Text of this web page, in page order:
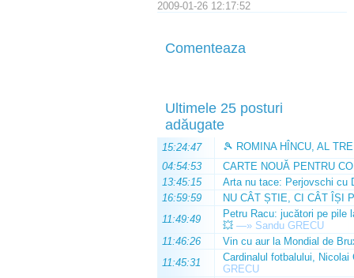
2009-01-26 12:17:52
Comenteaza
Ultimele 25 posturi
adăugate
15:24:47
🎾 ROMINA HÎNCU, AL
04:54:53
CARTE NOUĂ PENTRU
13:45:15
Arta nu tace: Perjovschi cu
16:59:59
NU CÂT ȘTIE, CI CÂT ÎȘI
11:49:49
Petru Racu: jucători pe pile
💥 —» Sandu GRECU
11:46:26
Vin cu aur la Mondial de
11:45:31
Cardinalul fotbalului,
GRECU